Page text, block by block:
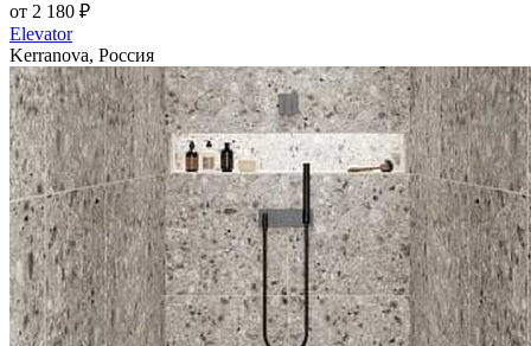
от 2 180 ₽
Elevator
Kerranova, Россия